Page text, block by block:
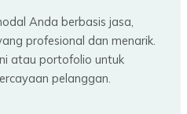
Anda berbasis jasa,
profesional dan menarik.
atau portofolio untuk
pelanggan.